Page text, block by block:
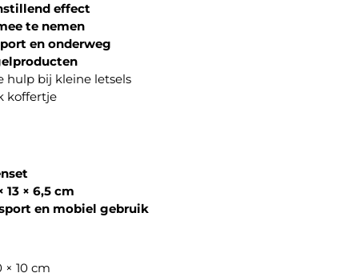
effect
te nemen
en onderweg
hulp bij kleine letsels
koffertje
13 × 6,5 cm
en mobiel gebruik
10 cm